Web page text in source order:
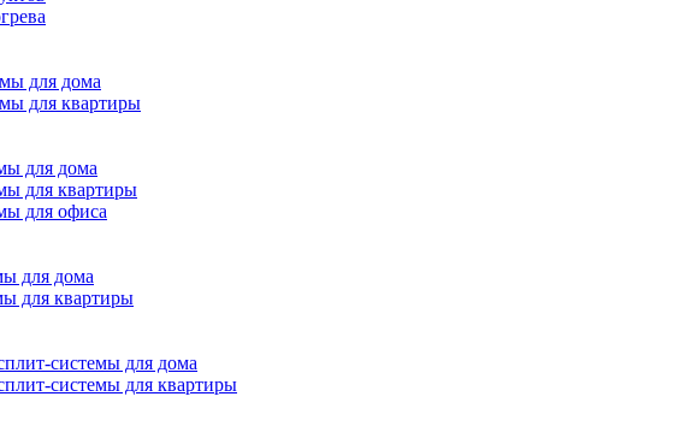
для дома
для квартиры
для дома
для квартиры
для офиса
для дома
для квартиры
системы для дома
системы для квартиры